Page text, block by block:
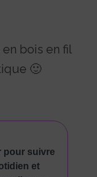
bois en fil
🙂